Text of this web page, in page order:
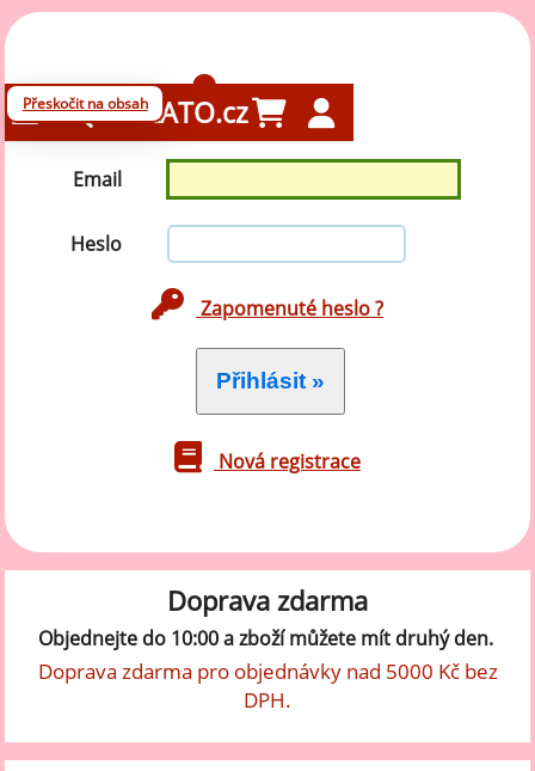
Přeskočit na obsahGELATO.czPřihlášení
Email
Heslo
Zapomenuté heslo ?
Nová registrace
Doprava zdarma
Objednejte do 10:00 a zboží můžete mít druhý den.
Doprava zdarma pro objednávky nad 5000 Kč bez
DPH.